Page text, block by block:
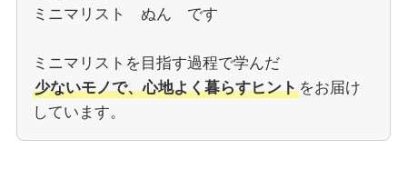
ミニマリスト ぬん です
ミニマリストを目指す過程で学んだ
少ないモノで、心地よく暮らすヒントをお届け
しています。